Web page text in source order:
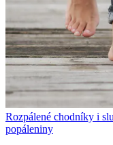
Rozpálené chodníky i
popáleniny